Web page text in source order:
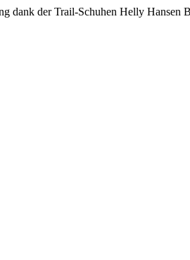
dank der Trail-Schuhen Helly Hansen